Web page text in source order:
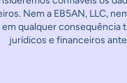
Nem a EB5AN, LLC,
qualquer
jurídicos e financeiros